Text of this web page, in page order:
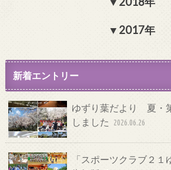
2017年
新着エントリー
ゆずり葉だより 夏・
しました
2026.06.26
「スポーツクラブ２１